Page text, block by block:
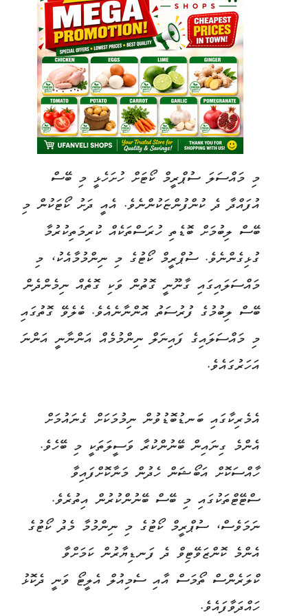
މި މައްސަލަ ސުޕްރީމް ކޯޓަށް ހުށަހެޅީ މި ބޭސް
އުފައްދާ ދެ ކުންފުންޏަކުންނެވެ. އެއީ ދަށު ކޯޓަކުން މި
ބޭސް ލިބުމަށް ބޮޑެތި ހުރަސްތަކެއް ކުރިމަތިކުރުމާ
ގުޅިގެންނެވެ. ސުޕްރީމް ކޯޓުގެ މި ނިންމުމާއެކު، މި
މައްސަލައިގައި ގާނޫނީ ގޮތުން ވަކި ގޮތެއް ނިމެންދެން
ބޭސް ލިބުމުގެ ފުރުސަތު އޮންނާނެއެވެ. ބެލެވޭ ގޮތުގައި
މި މައްސަލައިގެ ފައިނަލް ނިންމުމެއް އަންނާނީ އަންނަ
އަހަރުގައެވެ.
އެމެރިކާގައި ބަނޑުބޮޑުވުން ނިމުމަކަށް ގެނައުމަށް
އެންމެ ގިނައިން ބޭނުންކުރާ ވަސީލަތަކީ މި ބޭހެވެ.
ހާއްސަކޮށް އަބޯޝަން ހެދުން މަނާކޮށްފައިވާ
ސްޓޭޓްތަކުގައި މި ބޭސް ބޭނުންކުރުން އިތުރެވެ.
ނަމަވެސް، ސުޕްރީމް ކޯޓުގެ މި ނިންމުމާ މެދު ކޯޓުގެ
އެންމެ ކޮންޒަވޭޓިވް ދެ ފަނޑިޔާރުން ކަމަށްވާ
ކްލަރެންސް ތޯމަސް އާއި ސެމިއުލް އެލީޓޯ ވަނީ ދެކޮޅު
ހައްދަވާފައެވެ.